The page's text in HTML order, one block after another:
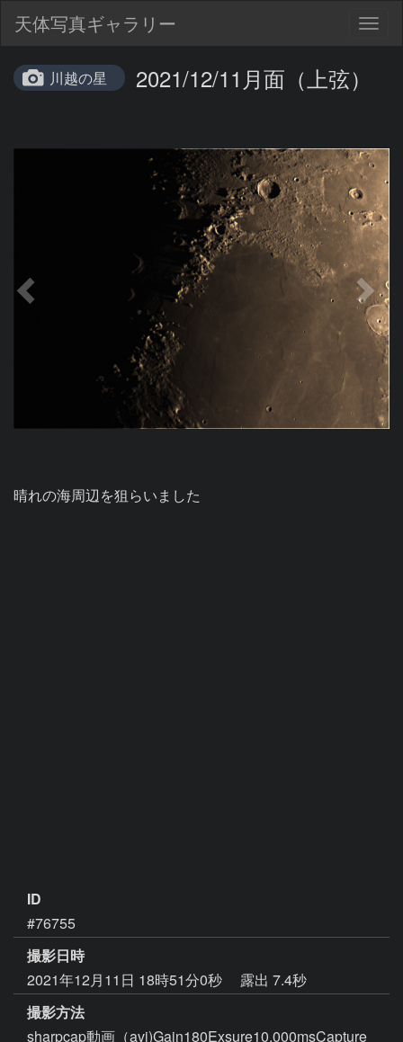
天体写真ギャラリー
川越の星 2021/12/11月面（上弦）
晴れの海周辺を狙らいました
ID
#76755
撮影日時
2021年12月11日 18時51分0秒
露出 7.4秒
撮影方法
sharpcap動画（avi)Gain180Exsure10.000msCapture